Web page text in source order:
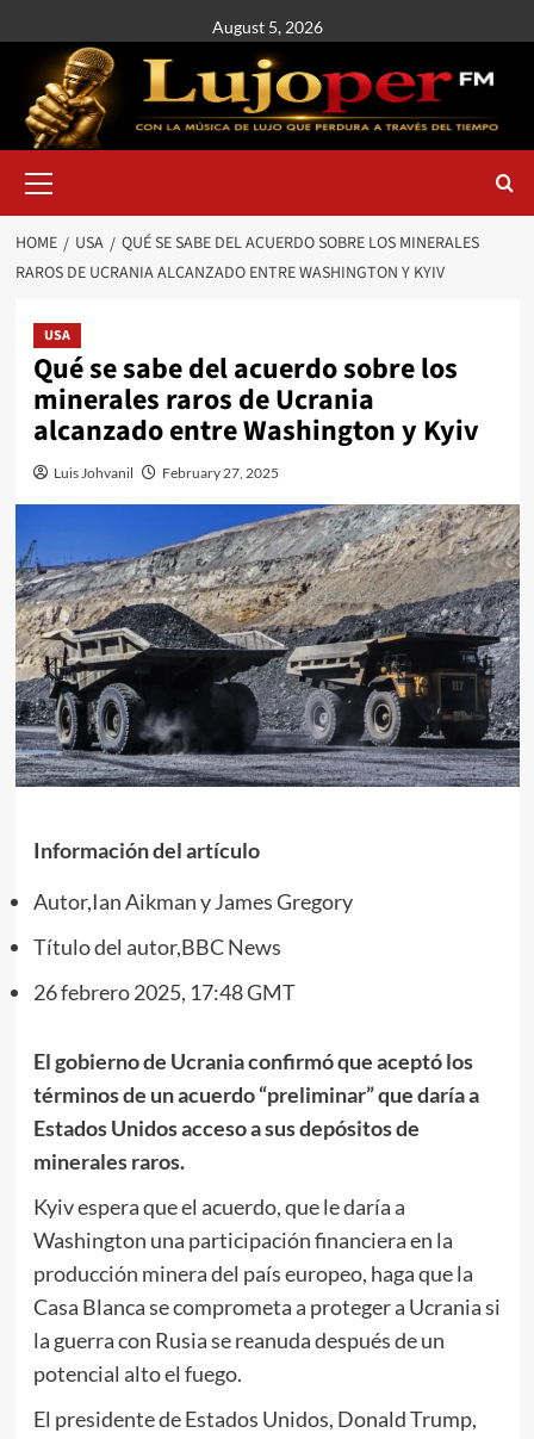
August 5, 2026
HOME USA
QUÉ SE SABE DEL ACUERDO SOBRE LOS MINERALES
RAROS DE UCRANIA ALCANZADO ENTRE WASHINGTON Y KYIV
USA
Qué se sabe del acuerdo sobre los
minerales raros de Ucrania
alcanzado entre Washington y Kyiv
Luis Johvanil February 27, 2025
Información del artículo
Autor,Ian Aikman y James Gregory
Título del autor,BBC News
26 febrero 2025, 17:48 GMT
El gobierno de Ucrania confirmó que aceptó los
términos de un acuerdo “preliminar” que daría a
Estados Unidos acceso a sus depósitos de
minerales raros.
Kyiv espera que el acuerdo, que le daría a
Washington una participación financiera en la
producción minera del país europeo, haga que la
Casa Blanca se comprometa a proteger a Ucrania si
la guerra con Rusia se reanuda después de un
potencial alto el fuego.
El presidente de Estados Unidos, Donald Trump,